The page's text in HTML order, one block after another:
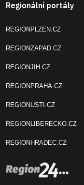
Regionální portály
REGIONPLZEN.CZ
REGIONZAPAD.CZ
REGIONJIH.CZ
REGIONPRAHA.CZ
REGIONUSTI.CZ
REGIONLIBERECKO.CZ
REGIONHRADEC.CZ